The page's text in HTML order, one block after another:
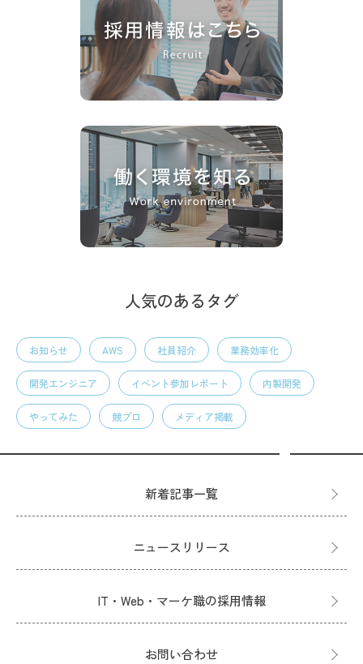
人気のあるタグ
お知らせ AWS 社員紹介 業務効率化
開発エンジニア イベント参加レポート 内製開発
やってみた 競プロ メディア掲載
新着記事一覧
ニュースリリース
IT・Web・マーケ職の採用情報
お問い合わせ